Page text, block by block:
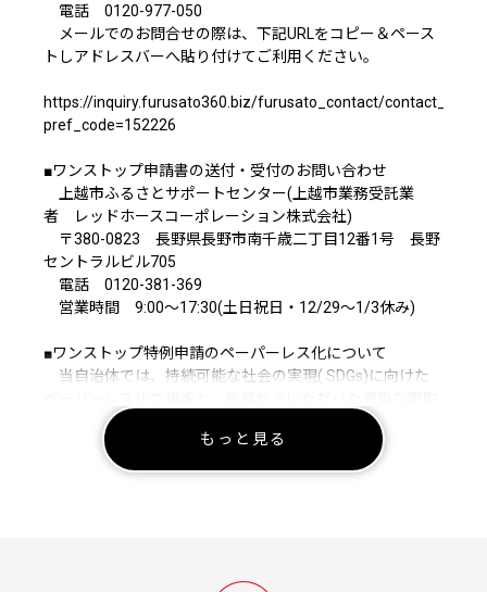
電話 0120-977-050
メールでのお問合せの際は、下記URLをコピー＆ペース
トしアドレスバーへ貼り付けてご利用ください。
https://inquiry.furusato360.biz/furusato_contact/
pref_code=152226
■ワンストップ申請書の送付・受付のお問い合わせ
上越市ふるさとサポートセンター(上越市業務受託業
者 レッドホースコーポレーション株式会社)
〒380-0823 長野県長野市南千歳二丁目12番1号 長野
セントラルビル705
電話 0120-381-369
営業時間 9:00～17:30(土日祝日・12/29～1/3休み)
■ワンストップ特例申請のペーパーレス化について
当自治体では、持続可能な社会の実現( SDGs)に向けた
金を1円でも多く地域の未来を担う事業(子育て支援やまち
づくりなど)へ直接還元するため、紙の申請書の一斉郵送
を廃止し、原則「ペーパーレス(オンライン)」での受付と
でお手続きをお願い申し上げます。
もっと見る